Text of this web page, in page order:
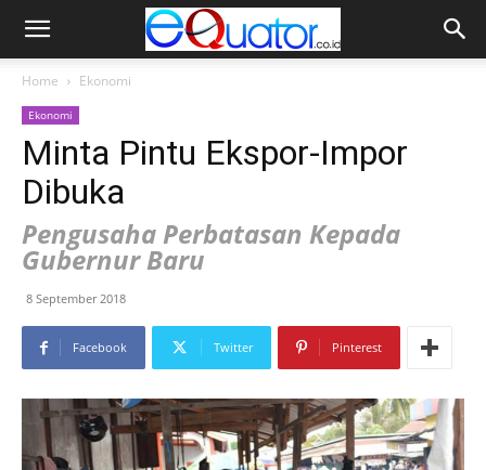
Home Ekonomi
Ekonomi
Minta Pintu Ekspor-Impor
Dibuka
Pengusaha Perbatasan Kepada
Gubernur Baru
8 September 2018
Facebook Twitter Pinterest